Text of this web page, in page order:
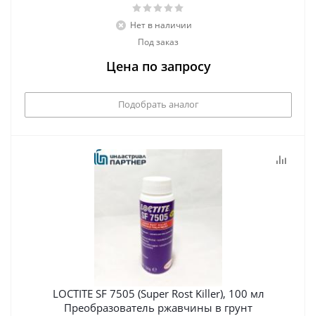
Нет в наличии
Под заказ
Цена по запросу
Подобрать аналог
LOCTITE SF 7505 (Super Rost Killer), 100 мл
Преобразователь ржавчины в грунт